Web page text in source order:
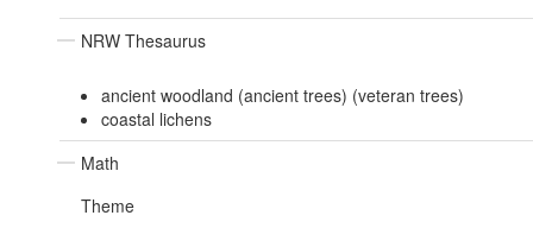
NRW Thesaurus
ancient woodland (ancient trees) (veteran trees)
coastal lichens
Math
Theme